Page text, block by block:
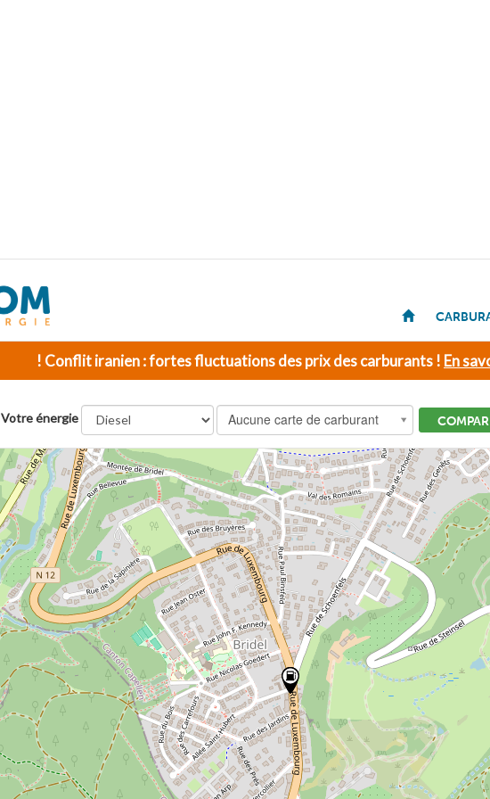
! Conflit iranien : fortes fluctuations des prix des carburants ! En
Votre énergie Aucune carte de carburant